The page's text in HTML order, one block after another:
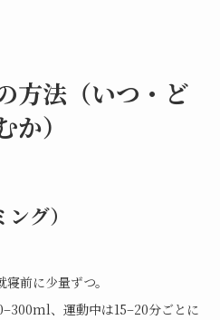
方法（いつ・ど
）
グ）
前に少量ずつ。
、運動中は15–20分ごとに